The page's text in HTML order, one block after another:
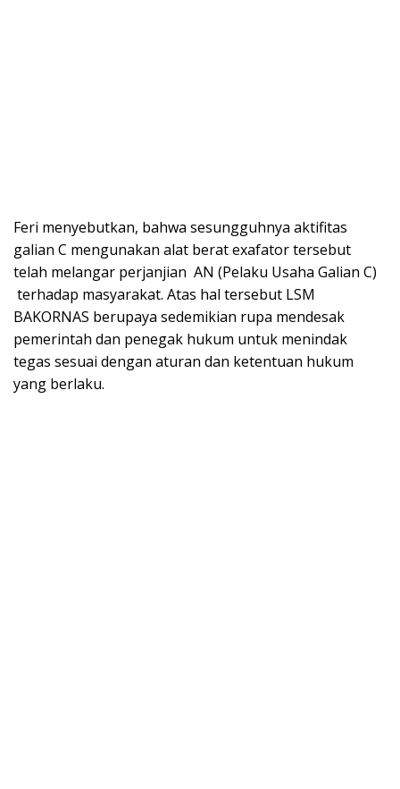
Feri menyebutkan, bahwa sesungguhnya aktifitas
galian C mengunakan alat berat exafator tersebut
telah melangar perjanjian AN (Pelaku Usaha Galian C)
terhadap masyarakat. Atas hal tersebut LSM
BAKORNAS berupaya sedemikian rupa mendesak
pemerintah dan penegak hukum untuk menindak
tegas sesuai dengan aturan dan ketentuan hukum
yang berlaku.